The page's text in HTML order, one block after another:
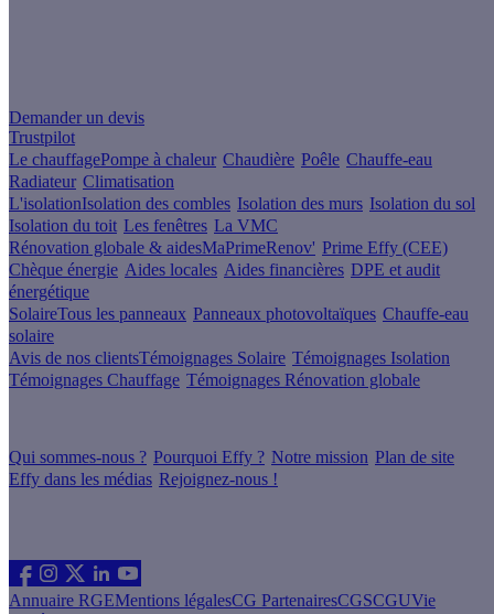
Demander un devis
Trustpilot
Le chauffagePompe à chaleur Chaudière Poêle Chauffe-eau
Radiateur Climatisation
L'isolationIsolation des combles Isolation des murs Isolation du sol
Isolation du toit Les fenêtres La VMC
Rénovation globale & aidesMaPrimeRenov' Prime Effy (CEE)
Chèque énergie Aides locales Aides financières DPE et audit
énergétique
SolaireTous les panneaux Panneaux photovoltaïques Chauffe-eau
solaire
Avis de nos clientsTémoignages Solaire Témoignages Isolation
Témoignages Chauffage Témoignages Rénovation globale
Qui sommes-nous ? Pourquoi Effy ? Notre mission Plan de site
Effy dans les médias Rejoignez-nous !
Annuaire RGEMentions légalesCG PartenairesCGSCGUVie